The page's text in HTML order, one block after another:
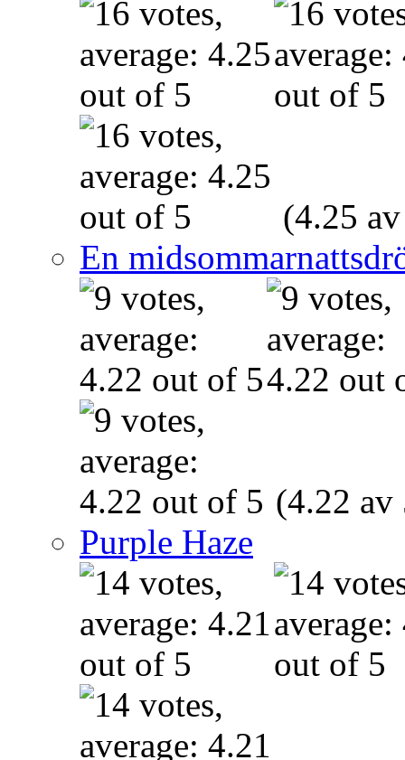
(4.25
En
(4.22 av
Purple Haze